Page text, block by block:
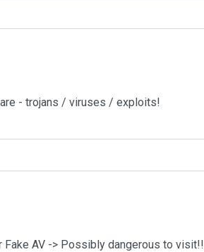
- trojans / viruses / exploits!
AV -> Possibly dangerous to visit!!